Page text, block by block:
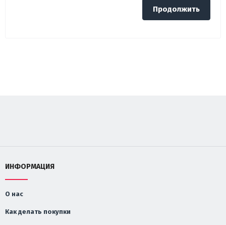
Продолжить
ИНФОРМАЦИЯ
О нас
Как делать покупки